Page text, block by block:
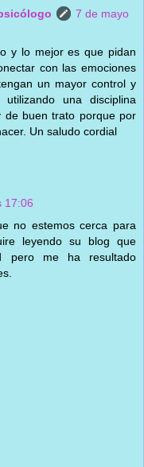
7 de mayo
y lo mejor es que pidan
con las emociones
un mayor control y
una disciplina
de buen trato porque por
Un saludo cordial
17:06
no estemos cerca para
leyendo su blog que
pero me ha resultado